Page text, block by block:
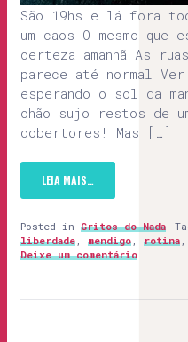
São 19hs e lá fora
um caos O mesmo que
certeza amanhã As
parece até normal Ver
esperando o sol da
chão sujo restos de
cobertores! Mas […]
LEIA MAIS…
Posted in Gritos do Nada
liberdade
mendigo rotina
Deixe um comentário